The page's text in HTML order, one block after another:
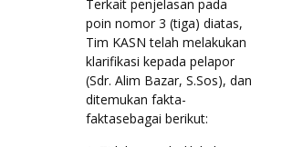
Terkait penjelasan pada
poin nomor 3 (tiga) diatas,
Tim KASN telah melakukan
klarifikasi kepada pelapor
(Sdr. Alim Bazar, S.Sos), dan
ditemukan fakta-
faktasebagai berikut: